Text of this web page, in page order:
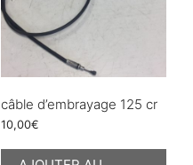
câble d’embrayage 125 cr
10,00€